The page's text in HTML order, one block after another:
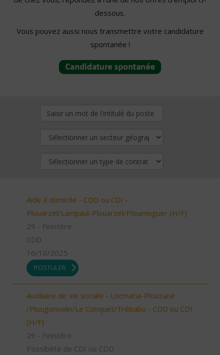
dessous.
Vous pouvez aussi nous transmettre votre candidature
spontanée !
Aide à domicile - CDD ou CDI -
Plouarzel/Lampaul-Plouarzel/Ploumoguer (H/F)
29 - Finistère
CDD
16/10/2025
POSTULER
Auxiliaire de vie sociale - Locmaria-Plouzané
/Plougonvelin/Le Conquet/Trébabu - CDD ou CDI
(H/F)
29 - Finistère
Possibilité de CDI ou CDD